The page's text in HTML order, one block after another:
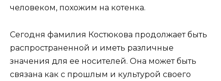
человеком, похожим на котенка.
Сегодня фамилия Костюкова продолжает быть
распространенной и иметь различные
значения для ее носителей. Она может быть
связана как с прошлым и культурой своего